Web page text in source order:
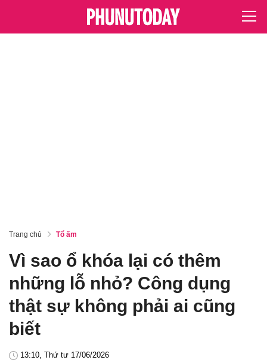
Trang chủ Tổ ấm
Vì sao ổ khóa lại có thêm
những lỗ nhỏ? Công dụng
thật sự không phải ai cũng
biết
13:10, Thứ tư 17/06/2026